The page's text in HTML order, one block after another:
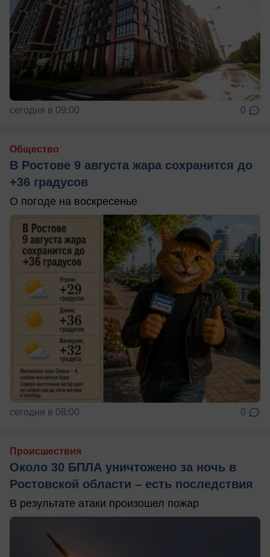
сегодня в 09:00 0
Общество
В Ростове 9 августа жара сохранится до
+36 градусов
О погоде на воскресенье
сегодня в 08:00 0
Происшествия
Около 30 БПЛА уничтожено за ночь в
Ростовской области – есть последствия
В результате атаки произошел пожар